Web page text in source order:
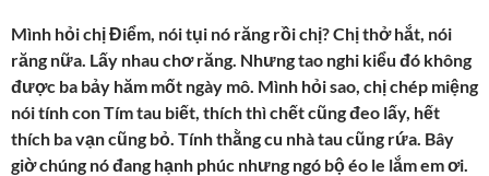
Mình hỏi chị Điểm, nói tụi nó răng rồi chị? Chị thở hắt, nói
răng nữa. Lấy nhau chơ răng. Nhưng tao nghi kiểu đó không
được ba bảy hăm mốt ngày mô. Mình hỏi sao, chị chép miệng
nói tính con Tím tau biết, thích thì chết cũng đeo lấy, hết
thích ba vạn cũng bỏ. Tính thằng cu nhà tau cũng rứa. Bây
giờ chúng nó đang hạnh phúc nhưng ngó bộ éo le lắm em ơi.